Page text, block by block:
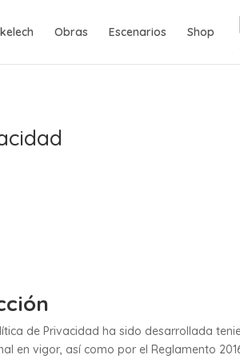
Obras Escenarios Shop
de Privacidad ha sido desarrollada
en vigor, así como por el Reglamento